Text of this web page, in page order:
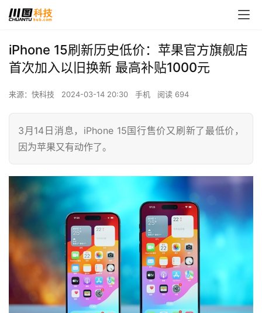
iPhone 15刷新历史低价：苹果官方旗舰店
首次加入以旧换新 最高补贴1000元
来源：快科技 2024-03-14 20:30 手机 阅读 694
3月14日消息，iPhone 15国行售价又刷新了最低价，
因为苹果又有动作了。